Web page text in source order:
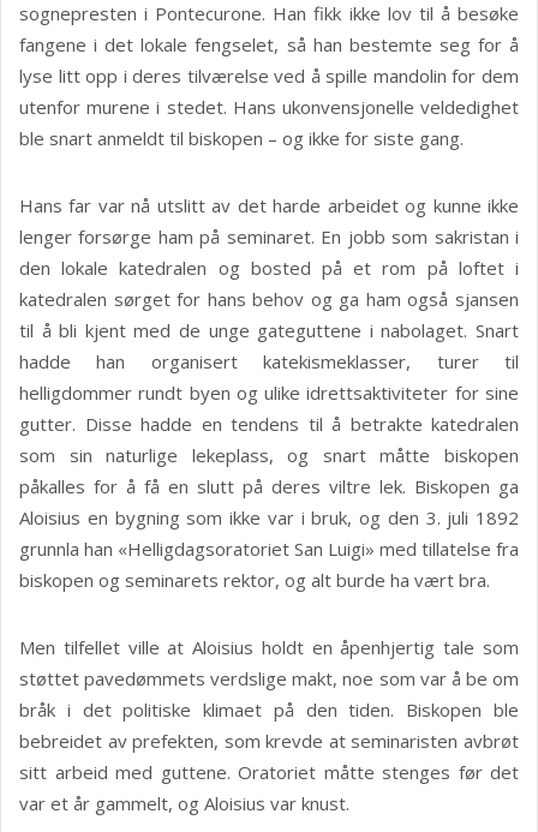
sognepresten i Pontecurone. Han fikk ikke lov til å besøke
fangene i det lokale fengselet, så han bestemte seg for å
lyse litt opp i deres tilværelse ved å spille mandolin for dem
utenfor murene i stedet. Hans ukonvensjonelle veldedighet
ble snart anmeldt til biskopen – og ikke for siste gang.
Hans far var nå utslitt av det harde arbeidet og kunne ikke
lenger forsørge ham på seminaret. En jobb som sakristan i
den lokale katedralen og bosted på et rom på loftet i
katedralen sørget for hans behov og ga ham også sjansen
til å bli kjent med de unge gateguttene i nabolaget. Snart
hadde han organisert katekismeklasser, turer til
helligdommer rundt byen og ulike idrettsaktiviteter for sine
gutter. Disse hadde en tendens til å betrakte katedralen
som sin naturlige lekeplass, og snart måtte biskopen
påkalles for å få en slutt på deres viltre lek. Biskopen ga
Aloisius en bygning som ikke var i bruk, og den 3. juli 1892
grunnla han «Helligdagsoratoriet San Luigi» med tillatelse fra
biskopen og seminarets rektor, og alt burde ha vært bra.
Men tilfellet ville at Aloisius holdt en åpenhjertig tale som
støttet pavedømmets verdslige makt, noe som var å be om
bråk i det politiske klimaet på den tiden. Biskopen ble
bebreidet av prefekten, som krevde at seminaristen avbrøt
sitt arbeid med guttene. Oratoriet måtte stenges før det
var et år gammelt, og Aloisius var knust.